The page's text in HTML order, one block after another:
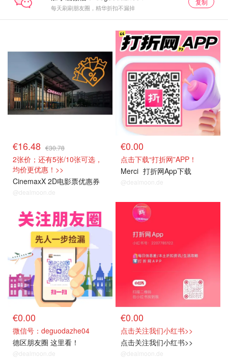
每天刷刷朋友圈，精华折扣不漏掉
复制
€16.48 €30.78
2张价；还有5张/10张可选，
均价更优惠！>>
CinemaxX 2D电影票优惠券
@dealmoon.de
关注我们~
€0.00
点击下载“打折网”APP！
Merci 打折网App下载
@dealmoon.de
关注我们~
€0.00
微信号：deguodazhe04
德区朋友圈 这里看！
@dealmoon.de
关注我们~
€0.00
点击关注我们小红书>>
点击关注我们小红书>>
@dealmoon.de